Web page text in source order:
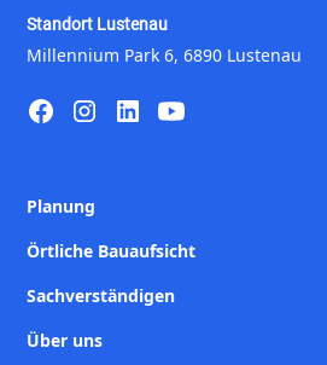
Standort Lustenau
Millennium Park 6, 6890 Lustenau
Planung
Örtliche Bauaufsicht
Sachverständigen
Über uns